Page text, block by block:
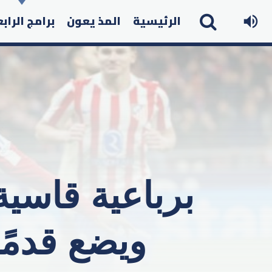
الرئيسية المذ يعون برامج
برباعية
ويضع